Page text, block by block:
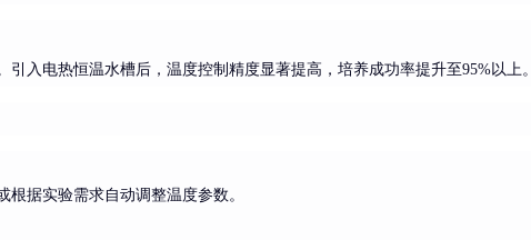
入电热恒温水槽后，温度控制精度显著提高，培养成功率提升至95%以上。
据实验需求自动调整温度参数。